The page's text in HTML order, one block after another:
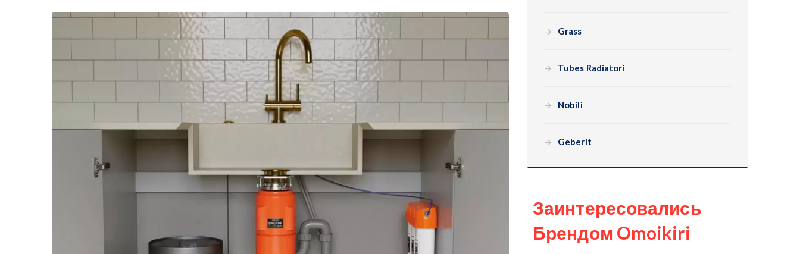
Grass
Tubes Radiatori
Nobili
Geberit
Заинтересовались
Брендом Omoikiri